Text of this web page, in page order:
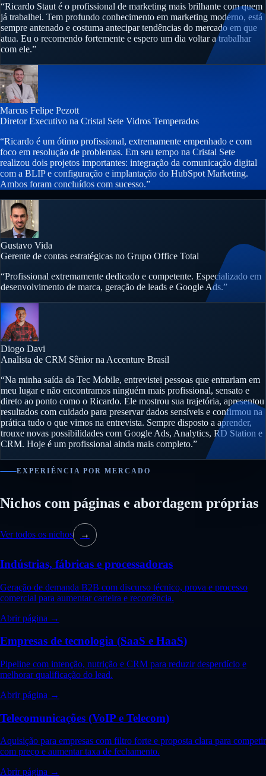
“Ricardo Staut é o profissional de marketing mais brilhante com quem
já trabalhei. Tem profundo conhecimento em marketing moderno, está
sempre antenado e costuma antecipar tendências do mercado em que
atua. Eu o recomendo fortemente e espero um dia voltar a trabalhar
com ele.”
Marcus Felipe Pezott
Diretor Executivo na Cristal Sete Vidros Temperados
“Ricardo é um ótimo profissional, extremamente empenhado e com
foco em resolução de problemas. Em seu tempo na Cristal Sete
realizou dois projetos importantes: integração da comunicação digital
com a BLIP e configuração e implantação do HubSpot Marketing.
Ambos foram concluídos com sucesso.”
Gustavo Vida
Gerente de contas estratégicas no Grupo Office Total
“Profissional extremamente dedicado e competente. Especializado em
desenvolvimento de marca, geração de leads e Google Ads.”
Diogo Davi
Analista de CRM Sênior na Accenture Brasil
“Na minha saída da Tec Mobile, entrevistei pessoas que entrariam em
meu lugar e não encontramos ninguém mais profissional, sensato e
direto ao ponto como o Ricardo. Ele mostrou sua trajetória, apresentou
resultados com cuidado para preservar dados sensíveis e confirmou na
prática tudo o que vimos na entrevista. Sempre disposto a aprender,
trouxe novas possibilidades com Google Ads, Analytics, RD Station e
CRM. Hoje é um profissional ainda mais completo.”
EXPERIÊNCIA POR MERCADO
Nichos com páginas e abordagem próprias
Ver todos os nichos →
Indústrias, fábricas e processadoras
Geração de demanda B2B com discurso técnico, prova e processo
comercial para aumentar carteira e recorrência.
Abrir página →
Empresas de tecnologia (SaaS e HaaS)
Pipeline com intenção, nutrição e CRM para reduzir desperdício e
melhorar qualificação do lead.
Abrir página →
Telecomunicações (VoIP e Telecom)
Aquisição para empresas com filtro forte e proposta clara para competir
com preço e aumentar taxa de fechamento.
Abrir página →